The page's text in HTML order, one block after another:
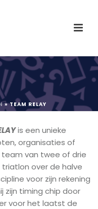
»TEAM RELAY
is een unieke
organisaties of
team van twee of drie
over de halve
voor zijn rekening
zijn timing chip door
voor het laatst de